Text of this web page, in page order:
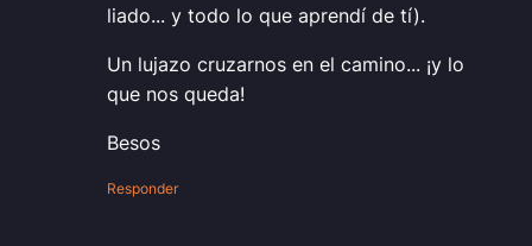
liado... y todo lo que aprendí de tí).
Un lujazo cruzarnos en el camino... ¡y lo
que nos queda!
Besos
Responder